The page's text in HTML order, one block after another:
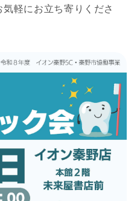
軽にお立ち寄りくださ